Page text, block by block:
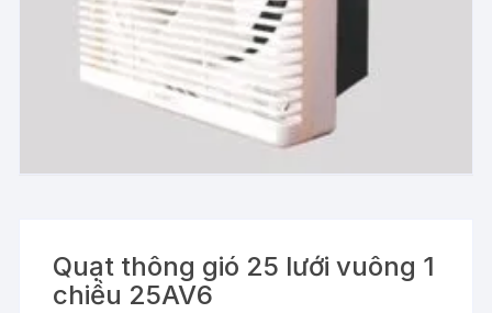
Quạt thông gió 25 lưới vuông 1
chiều 25AV6